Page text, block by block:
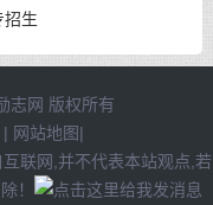
招生
志网 版权所有
| 网站地图|
联网,并不代表本站观点,若
！